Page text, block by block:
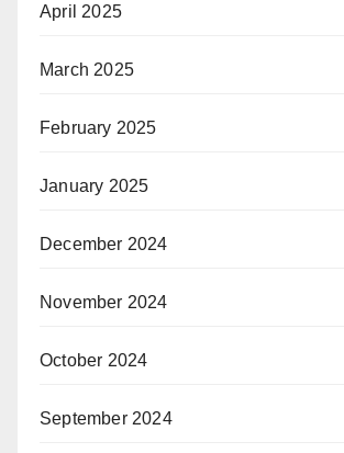
April 2025
March 2025
February 2025
January 2025
December 2024
November 2024
October 2024
September 2024